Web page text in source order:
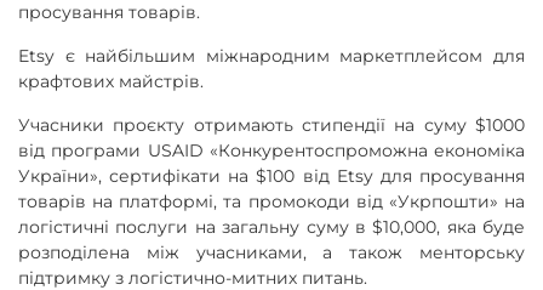
просування товарів.
Etsy є найбільшим міжнародним маркетплейсом для
крафтових майстрів.
Учасники проєкту отримають стипендії на суму $1000
від програми USAID «Конкурентоспроможна економіка
України», сертифікати на $100 від Etsy для просування
товарів на платформі, та промокоди від «Укрпошти» на
логістичні послуги на загальну суму в $10,000, яка буде
розподілена між учасниками, а також менторську
підтримку з логістично-митних питань.